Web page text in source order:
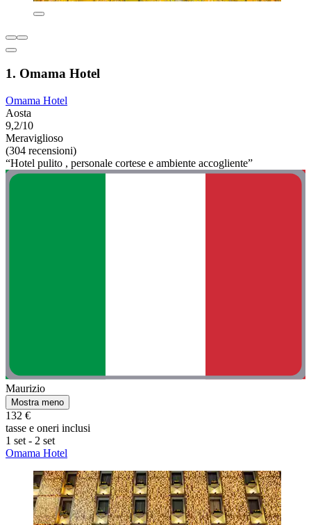
1. Omama Hotel
Omama Hotel
Aosta
9,2/10
Meraviglioso
(304 recensioni)
“Hotel pulito , personale cortese e ambiente accogliente”
Maurizio
Mostra meno
132 €
tasse e oneri inclusi
1 set - 2 set
Omama Hotel